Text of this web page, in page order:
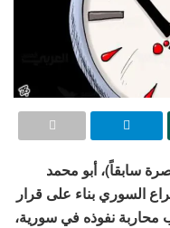
سابقاً)، أبو محمد
السوري بناء على قرار
حساب محاربة نفوذه في سورية،